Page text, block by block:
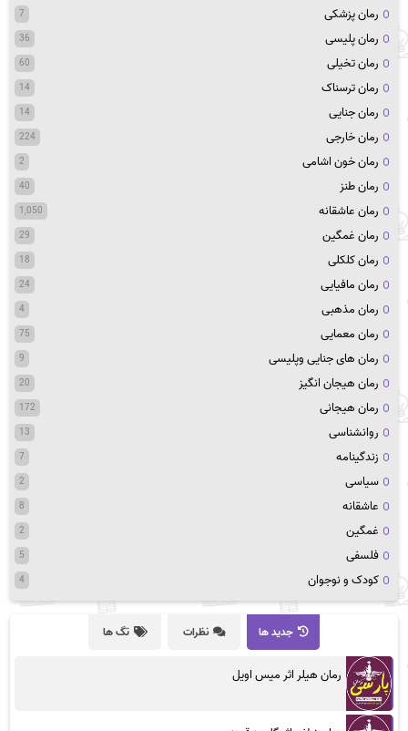
رمان پزشکی 7
رمان پلیسی 36
رمان تخیلی 60
رمان ترسناک 14
رمان جنایی 14
رمان خارجی 224
رمان خون اشامی 2
رمان طنز 40
رمان عاشقانه 1,050
رمان غمگین 29
رمان کلکلی 18
رمان مافیایی 24
رمان مذهبی 4
رمان معمایی 75
رمان های جنایی وپلیسی 9
رمان هیجان انگیز 20
رمان هیجانی 172
روانشناسی 13
زندگینامه 7
سیاسی 2
عاشقانه 8
غمگین 2
فلسفی 5
کودک و نوجوان 4
جدید ها نظرات تگ ها
رمان هیلر اثر میس اویل